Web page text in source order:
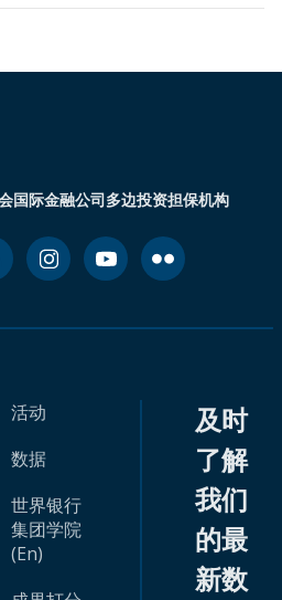
国际金融公司多边投资担保机构
活动
数据
世界银行
集团学院
(En)
及时
了解
我们
的最
新数